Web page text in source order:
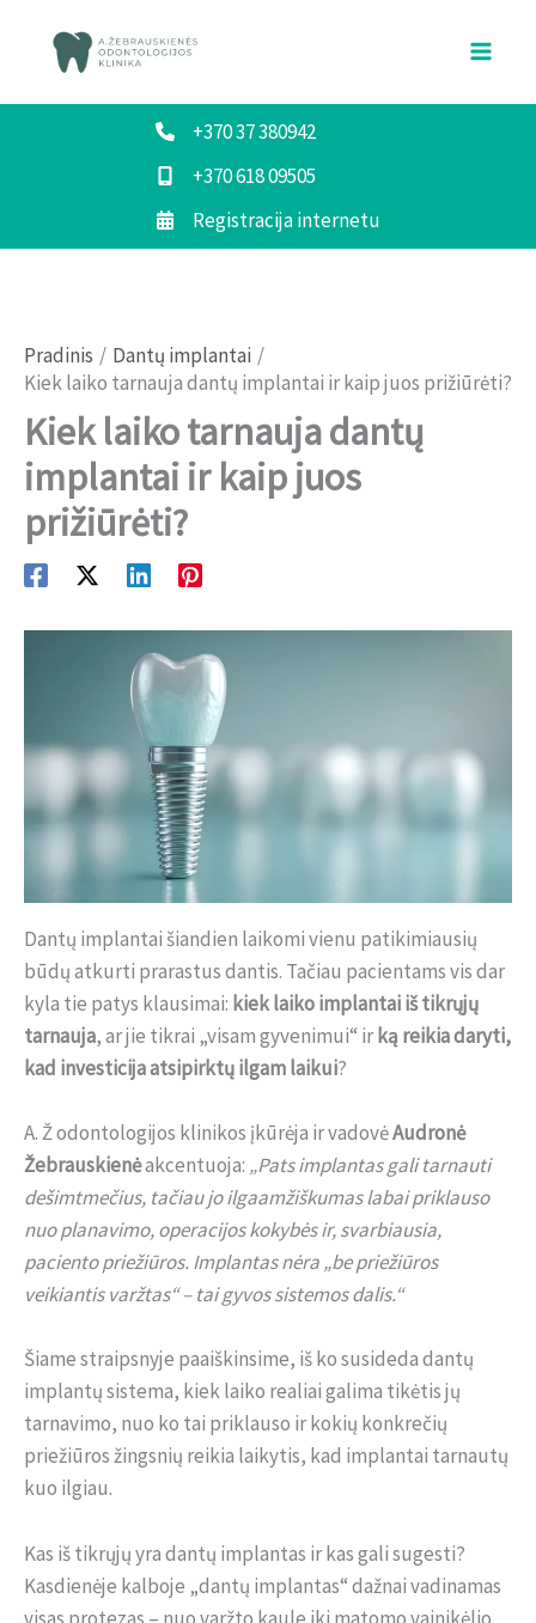
+370 37 380942
+370 618 09505
Registracija internetu
Pradinis
Dantų implantai
Kiek laiko tarnauja dantų implantai ir kaip juos prižiūrėti?
Kiek laiko tarnauja dantų
implantai ir kaip juos
prižiūrėti?
Dantų implantai šiandien laikomi vienu patikimiausių
būdų atkurti prarastus dantis. Tačiau pacientams vis dar
kyla tie patys klausimai: kiek laiko implantai iš tikrųjų
tarnauja, ar jie tikrai „visam gyvenimui“ irką reikia daryti,
kad investicija atsipirktų ilgam laikui?
A. Ž odontologijos klinikos įkūrėja ir vadovėAudronė
Žebrauskienėakcentuoja: „Pats implantas gali tarnauti
dešimtmečius, tačiau jo ilgaamžiškumas labai priklauso
nuo planavimo, operacijos kokybės ir, svarbiausia,
paciento priežiūros. Implantas nėra „be priežiūros
veikiantis varžtas“ – tai gyvos sistemos dalis.“
Šiame straipsnyje paaiškinsime, iš ko susideda dantų
implantų sistema, kiek laiko realiai galima tikėtis jų
tarnavimo, nuo ko tai priklauso ir kokių konkrečių
priežiūros žingsnių reikia laikytis, kad implantai tarnautų
kuo ilgiau.
Kas iš tikrųjų yra dantų implantas ir kas gali sugesti?
Kasdienėje kalboje „dantų implantas“ dažnai vadinamas